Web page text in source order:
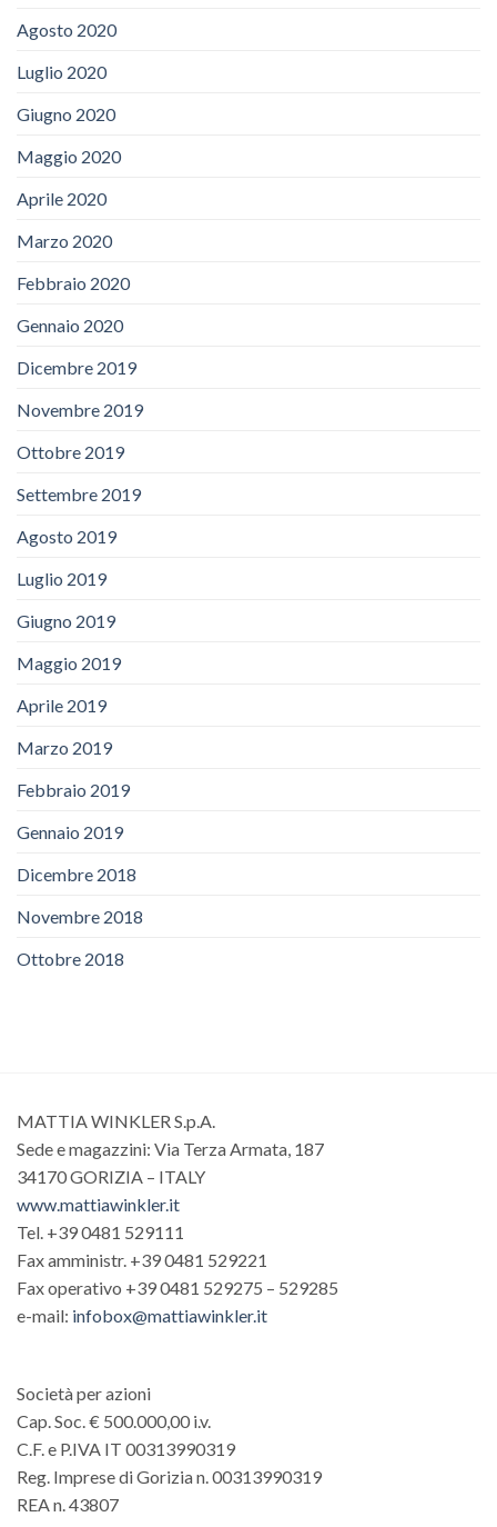
Agosto 2020
Luglio 2020
Giugno 2020
Maggio 2020
Aprile 2020
Marzo 2020
Febbraio 2020
Gennaio 2020
Dicembre 2019
Novembre 2019
Ottobre 2019
Settembre 2019
Agosto 2019
Luglio 2019
Giugno 2019
Maggio 2019
Aprile 2019
Marzo 2019
Febbraio 2019
Gennaio 2019
Dicembre 2018
Novembre 2018
Ottobre 2018
MATTIA WINKLER S.p.A.
Sede e magazzini: Via Terza Armata, 187
34170 GORIZIA – ITALY
www.mattiawinkler.it
Tel. +39 0481 529111
Fax amministr. +39 0481 529221
Fax operativo +39 0481 529275 – 529285
e-mail: infobox@mattiawinkler.it
Società per azioni
Cap. Soc. € 500.000,00 i.v.
C.F. e P.IVA IT 00313990319
Reg. Imprese di Gorizia n. 00313990319
REA n. 43807